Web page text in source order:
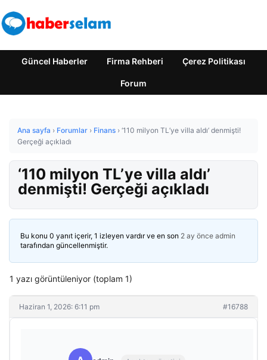
Güncel Haberler Firma Rehberi Çerez Politikası
Forum
Ana sayfa › Forumlar › Finans › ‘110 milyon TL’ye villa aldı’ denmişti!
Gerçeği açıkladı
‘110 milyon TL’ye villa aldı’
denmişti! Gerçeği açıkladı
Bu konu 0 yanıt içerir, 1 izleyen vardır ve en son 2 ay önce admin
tarafından güncellenmiştir.
1 yazı görüntüleniyor (toplam 1)
Haziran 1, 2026: 6:11 pm #16788